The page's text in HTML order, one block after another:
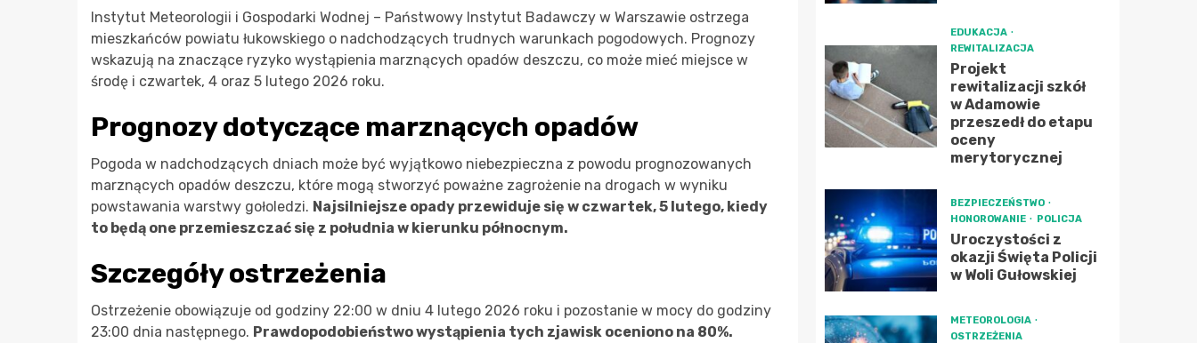
Instytut Meteorologii i Gospodarki Wodnej – Państwowy Instytut Badawczy w Warszawie ostrzega
mieszkańców powiatu łukowskiego o nadchodzących trudnych warunkach pogodowych. Prognozy
wskazują na znaczące ryzyko wystąpienia marznących opadów deszczu, co może mieć miejsce w
środę i czwartek, 4 oraz 5 lutego 2026 roku.
Prognozy dotyczące marznących opadów
Pogoda w nadchodzących dniach może być wyjątkowo niebezpieczna z powodu prognozowanych
marznących opadów deszczu, które mogą stworzyć poważne zagrożenie na drogach w wyniku
powstawania warstwy gołoledzi. Najsilniejsze opady przewiduje się w czwartek, 5 lutego, kiedy
to będą one przemieszczać się z południa w kierunku północnym.
Szczegóły ostrzeżenia
Ostrzeżenie obowiązuje od godziny 22:00 w dniu 4 lutego 2026 roku i pozostanie w mocy do godziny
23:00 dnia następnego. Prawdopodobieństwo wystąpienia tych zjawisk oceniono na 80%.
EDUKACJA
REWITALIZACJA
Projekt
rewitalizacji szkół
w Adamowie
przeszedł do etapu
oceny
merytorycznej
BEZPIECZEŃSTWO
HONOROWANIE
POLICJA
Uroczystości z
okazji Święta Policji
w Woli Gułowskiej
METEOROLOGIA
OSTRZEŻENIA